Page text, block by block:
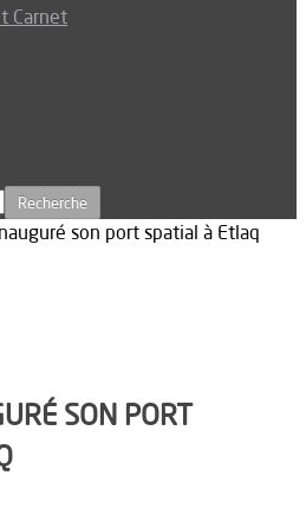
Carnet
son port spatial à Etlaq
SON PORT